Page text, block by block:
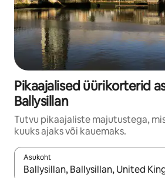
Pikaajalised üürikorterid
Ballysillan
Tutvu pikaajaliste majutustega,
kuuks ajaks või kauemaks.
Asukoht
Kui tulemused on kuvatud, liigu